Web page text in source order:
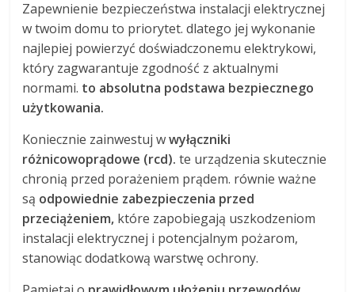
Zapewnienie bezpieczeństwa instalacji elektrycznej
w twoim domu to priorytet. dlatego jej wykonanie
najlepiej powierzyć doświadczonemu elektrykowi,
który zagwarantuje zgodność z aktualnymi
normami. to absolutna podstawa bezpiecznego
użytkowania.
Koniecznie zainwestuj wwyłączniki
różnicowoprądowe (rcd). te urządzenia skutecznie
chronią przed porażeniem prądem. równie ważne
są odpowiednie zabezpieczenia przed
przeciążeniem, które zapobiegają uszkodzeniom
instalacji elektrycznej i potencjalnym pożarom,
stanowiąc dodatkową warstwę ochrony.